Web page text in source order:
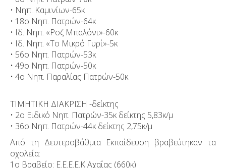
• Νηπ. Καμινίων-65κ
• 18ο Νηπ. Πατρών-64κ
• Ιδ. Νηπ. «Ροζ Μπαλόνι»-60κ
• Ιδ. Νηπ. «Το Μικρό Γυρί»-5κ
• 56ο Νηπ. Πατρών-53κ
• 49ο Νηπ. Πατρών-50κ
• 4ο Νηπ. Παραλίας Πατρών-50κ
ΤΙΜΗΤΙΚΗ ΔΙΑΚΡΙΣΗ -δείκτης
• 2ο Ειδικό Νηπ. Πατρών-35κ δείκτης 5,83κ/μ
• 36ο Νηπ. Πατρών-44κ δείκτης 2,75κ/μ
Από τη Δευτεροβάθμια Εκπαίδευση βραβεύτηκαν τα
σχολεία:
1ο Βραβείο: Ε.Ε.Ε.Ε.Κ Αχαΐας (660κ)